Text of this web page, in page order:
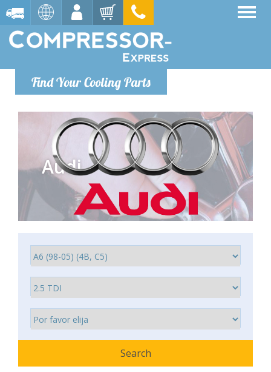
Find Your Cooling Parts
Audi